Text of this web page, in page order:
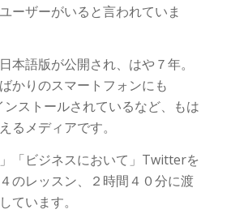
ーザーがいると言われていま
本語版が公開され、はや７年。
かりのスマートフォンにも
ストールされているなど、もは
るメディアです。
「ビジネスにおいて」Twitterを
のレッスン、２時間４０分に渡
ています。